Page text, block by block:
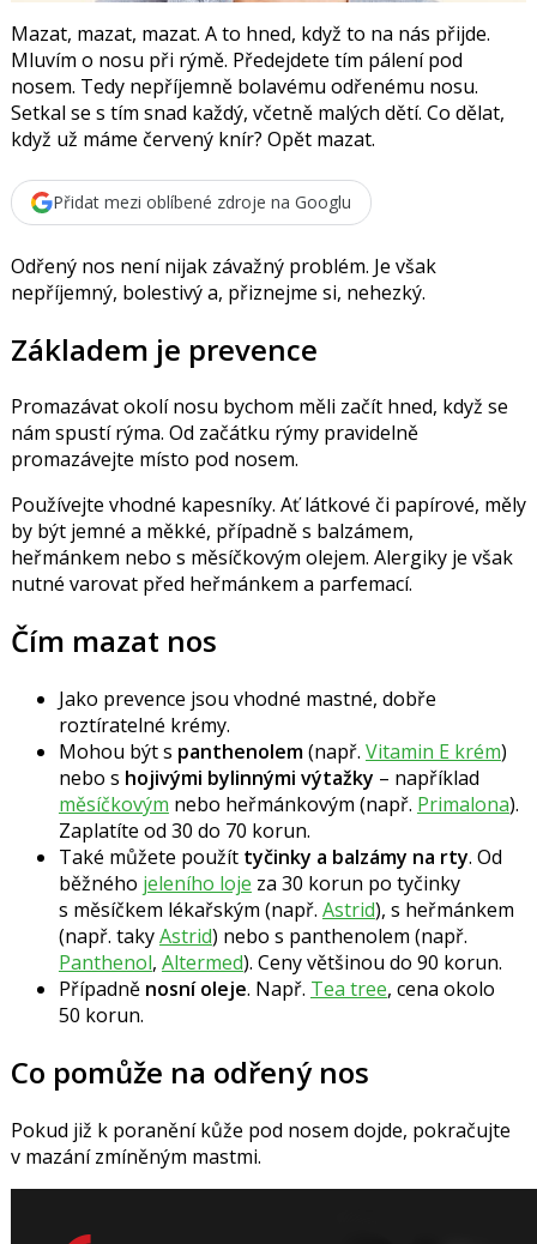
k
u
Mazat, mazat, mazat. A to hned, když to na nás přijde.
Mluvím o nosu při rýmě. Předejdete tím pálení pod
nosem. Tedy nepříjemně bolavému odřenému nosu.
Setkal se s tím snad každý, včetně malých dětí. Co dělat,
když už máme červený knír? Opět mazat.
Přidat mezi oblíbené zdroje na Googlu
Odřený nos není nijak závažný problém. Je však
nepříjemný, bolestivý a, přiznejme si, nehezký.
Základem je prevence
Promazávat okolí nosu bychom měli začít hned, když se
nám spustí rýma. Od začátku rýmy pravidelně
promazávejte místo pod nosem.
Používejte vhodné kapesníky. Ať látkové či papírové, měly
by být jemné a měkké, případně s balzámem,
heřmánkem nebo s měsíčkovým olejem. Alergiky je však
nutné varovat před heřmánkem a parfemací.
Čím mazat nos
Jako prevence jsou vhodné mastné, dobře
roztíratelné krémy.
Mohou být s panthenolem(např. Vitamin E krém)
nebo s hojivými bylinnými výtažky – například
měsíčkovým nebo heřmánkovým (např. Primalona).
Zaplatíte od 30 do 70 korun.
Také můžete použít tyčinky a balzámy na rty. Od
běžného jeleního loje za 30 korun po tyčinky
s měsíčkem lékařským (např. Astrid), s heřmánkem
(např. takyAstrid) nebo s panthenolem (např.
Panthenol, Altermed). Ceny většinou do 90 korun.
Případně nosní oleje. Např. Tea tree, cena okolo
50 korun.
Co pomůže na odřený nos
Pokud již k poranění kůže pod nosem dojde, pokračujte
v mazání zmíněným mastmi.